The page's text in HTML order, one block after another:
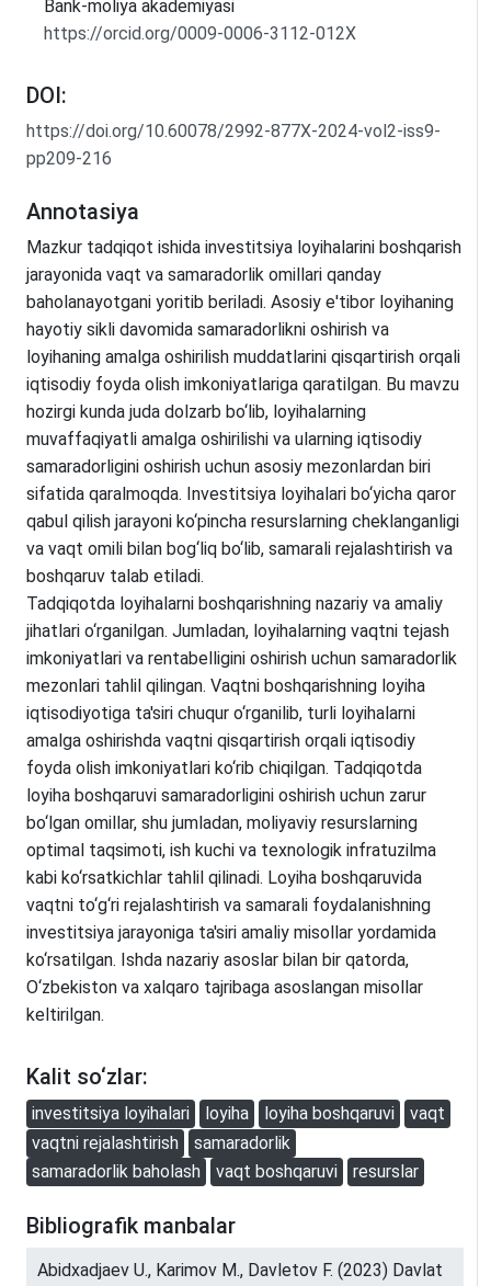
Bank-moliya akademiyasi
https://orcid.org/0009-0006-3112-012X
DOI:
https://doi.org/10.60078/2992-877X-2024-vol2-iss9-
pp209-216
Annotasiya
Mazkur tadqiqot ishida investitsiya loyihalarini boshqarish
jarayonida vaqt va samaradorlik omillari qanday
baholanayotgani yoritib beriladi. Asosiy e'tibor loyihaning
hayotiy sikli davomida samaradorlikni oshirish va
loyihaning amalga oshirilish muddatlarini qisqartirish orqali
iqtisodiy foyda olish imkoniyatlariga qaratilgan. Bu mavzu
hozirgi kunda juda dolzarb bo‘lib, loyihalarning
muvaffaqiyatli amalga oshirilishi va ularning iqtisodiy
samaradorligini oshirish uchun asosiy mezonlardan biri
sifatida qaralmoqda. Investitsiya loyihalari bo‘yicha qaror
qabul qilish jarayoni ko‘pincha resurslarning cheklanganligi
va vaqt omili bilan bog‘liq bo‘lib, samarali rejalashtirish va
boshqaruv talab etiladi.
Tadqiqotda loyihalarni boshqarishning nazariy va amaliy
jihatlari o‘rganilgan. Jumladan, loyihalarning vaqtni tejash
imkoniyatlari va rentabelligini oshirish uchun samaradorlik
mezonlari tahlil qilingan. Vaqtni boshqarishning loyiha
iqtisodiyotiga ta'siri chuqur o‘rganilib, turli loyihalarni
amalga oshirishda vaqtni qisqartirish orqali iqtisodiy
foyda olish imkoniyatlari ko‘rib chiqilgan. Tadqiqotda
loyiha boshqaruvi samaradorligini oshirish uchun zarur
bo‘lgan omillar, shu jumladan, moliyaviy resurslarning
optimal taqsimoti, ish kuchi va texnologik infratuzilma
kabi ko‘rsatkichlar tahlil qilinadi. Loyiha boshqaruvida
vaqtni to‘g‘ri rejalashtirish va samarali foydalanishning
investitsiya jarayoniga ta'siri amaliy misollar yordamida
ko‘rsatilgan. Ishda nazariy asoslar bilan bir qatorda,
O‘zbekiston va xalqaro tajribaga asoslangan misollar
keltirilgan.
Kalit so‘zlar:
investitsiya loyihalari loyiha loyiha boshqaruvi
vaqt
vaqtni rejalashtirish
samaradorlik
samaradorlik baholash
vaqt boshqaruvi resurslar
Bibliografik manbalar
Abidxadjaev U., Karimov M., Davletov F. (2023) Davlat